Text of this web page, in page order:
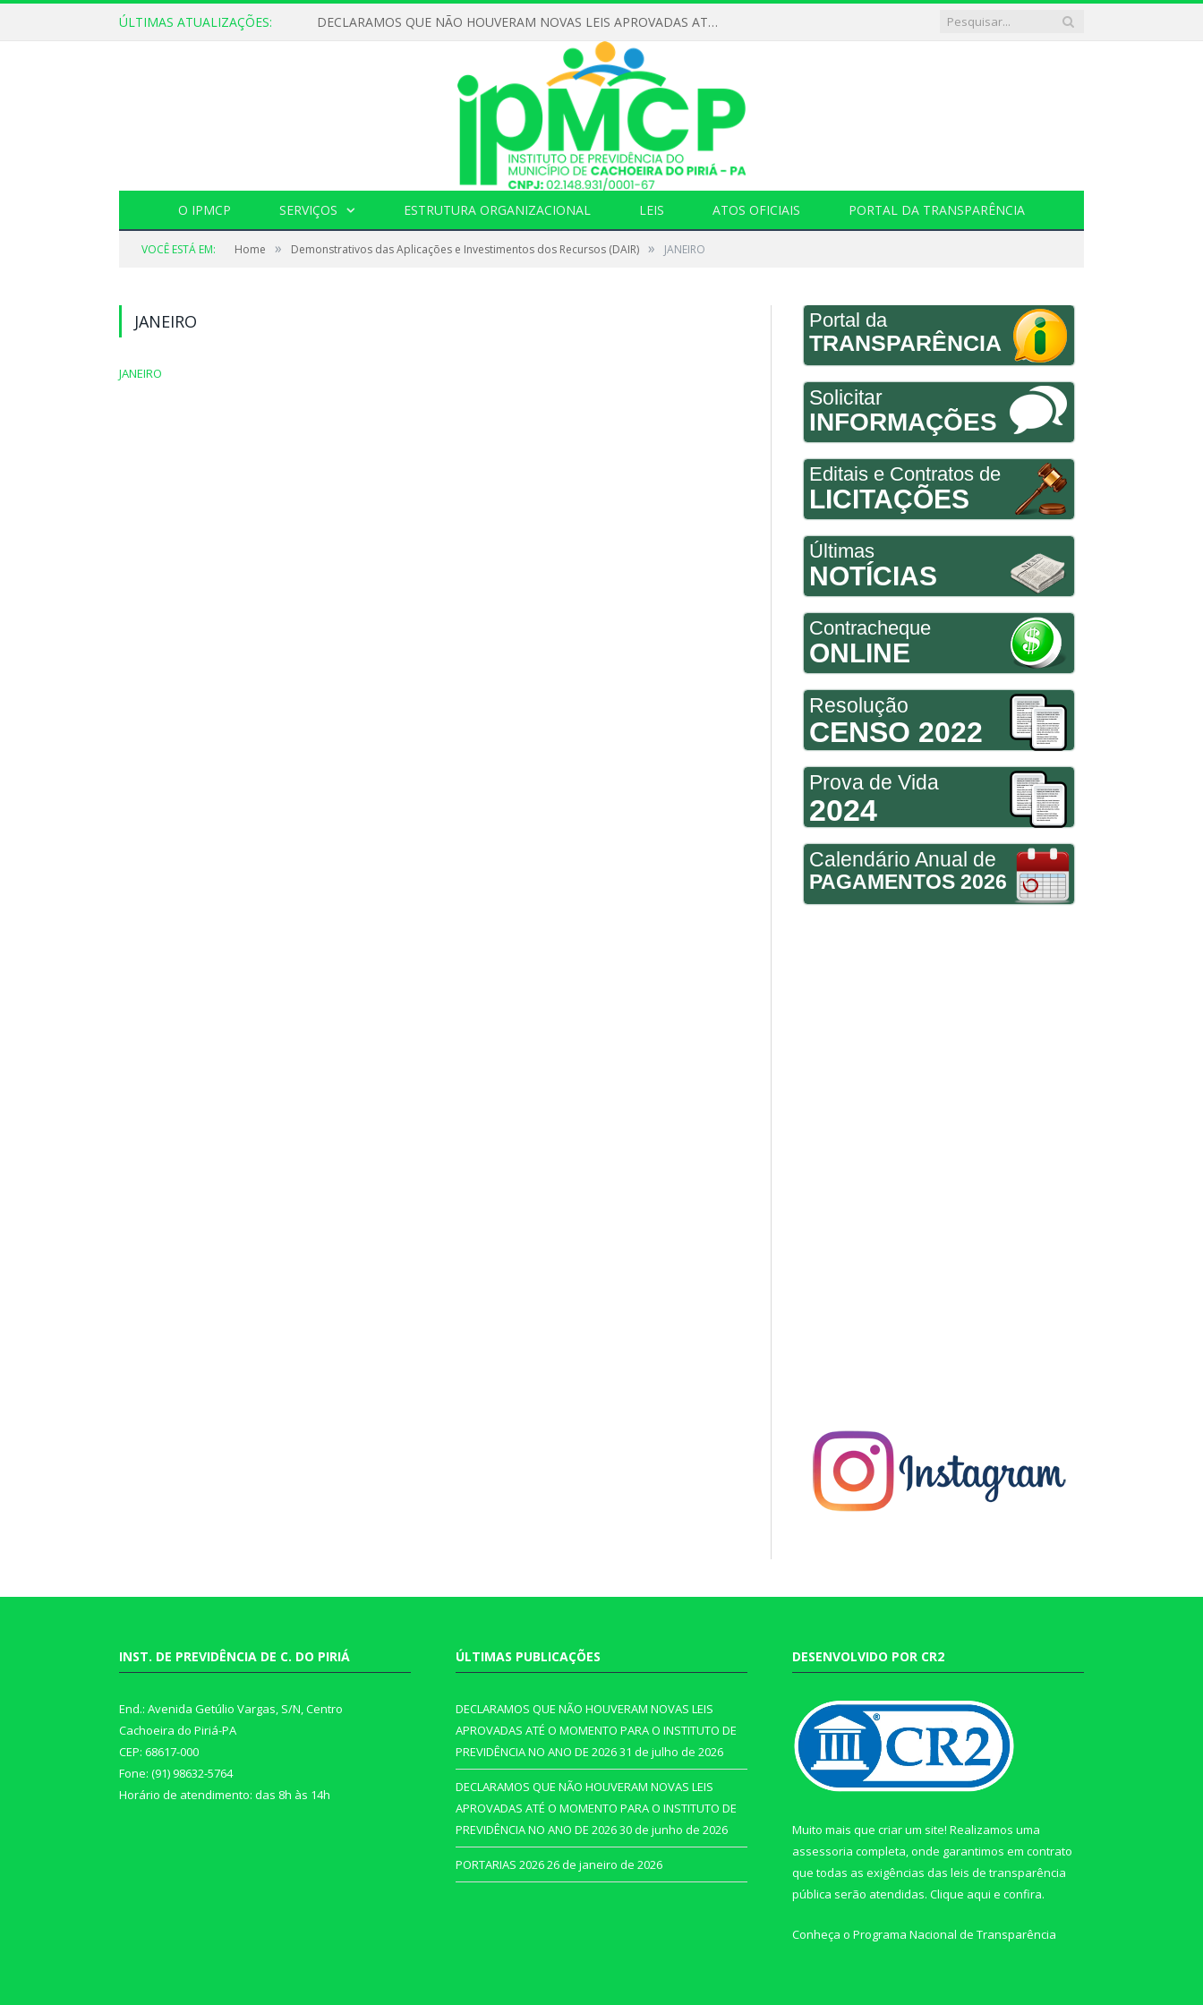
ÚLTIMAS ATUALIZAÇÕES: DECLARAMOS QUE NÃO HOUVERAM NOVAS LEIS APROVADAS ATÉ O MOMENTO PARA O INSTITUTO DE PREVIDÊNCIA NO ANO DE 2026
O IPMCP SERVIÇOS ESTRUTURA ORGANIZACIONAL LEIS ATOS OFICIAIS PORTAL DA TRANSPARÊNCIA
VOCÊ ESTÁ EM: Home » Demonstrativos das Aplicações e Investimentos dos Recursos (DAIR) » JANEIRO
JANEIRO
JANEIRO
Portal da
TRANSPARÊNCIA
Solicitar
INFORMAÇÕES
Editais e Contratos de
LICITAÇÕES
Últimas
NOTÍCIAS
Contracheque
ONLINE
Resolução
CENSO 2022
Prova de Vida
2024
Calendário Anual de
PAGAMENTOS 2026
INST. DE PREVIDÊNCIA DE C. DO PIRIÁ
End.: Avenida Getúlio Vargas, S/N, Centro
Cachoeira do Piriá-PA
CEP: 68617-000
Fone: (91) 98632-5764
Horário de atendimento: das 8h às 14h
ÚLTIMAS PUBLICAÇÕES
DECLARAMOS QUE NÃO HOUVERAM NOVAS LEIS
APROVADAS ATÉ O MOMENTO PARA O INSTITUTO DE
PREVIDÊNCIA NO ANO DE 202631 de julho de 2026
DECLARAMOS QUE NÃO HOUVERAM NOVAS LEIS
APROVADAS ATÉ O MOMENTO PARA O INSTITUTO DE
PREVIDÊNCIA NO ANO DE 202630 de junho de 2026
PORTARIAS 202626 de janeiro de 2026
DESENVOLVIDO POR CR2
Muito mais que criar um site! Realizamos uma
assessoria completa, onde garantimos em contrato
que todas as exigências das leis de transparência
pública serão atendidas. Clique aqui e confira.
Conheça o Programa Nacional de Transparência